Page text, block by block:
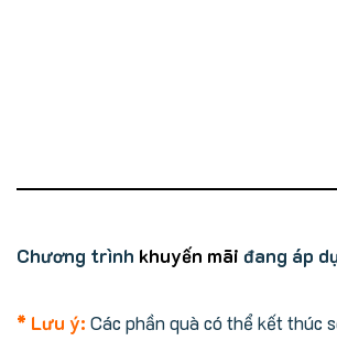
Chương trình khuyến mãi đang
* Lưu ý: Các phần quà có thể kết thúc